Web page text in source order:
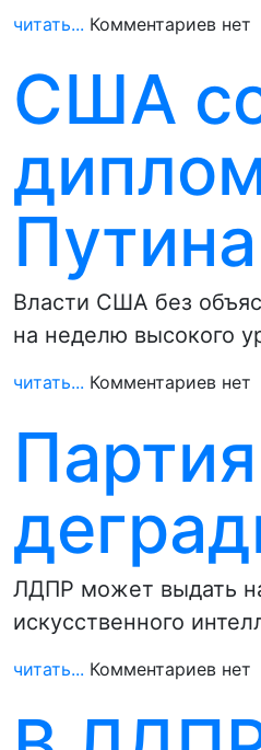
читать... Комментариев нет
США
Путина
Власти США без
на неделю высокого
читать... Комментариев нет
ЛДПР может выдать
искусственного
читать... Комментариев нет